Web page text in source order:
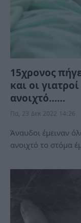
15χρονος
και οι
ανοιχτό……
Πα, 23 Δεκ 2022 14:26
Άναυδοι έμειναν
ανοιχτό το στόμα